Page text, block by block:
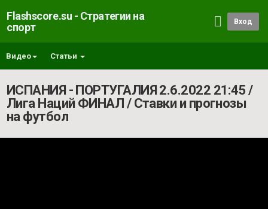
Flashscore.su - Стратегии на
спорт
Вход
Видео Статьи
ИСПАНИЯ - ПОРТУГАЛИЯ 2.6.2022 21:45 /
Лига Наций ФИНАЛ / Ставки и прогнозы
на футбол